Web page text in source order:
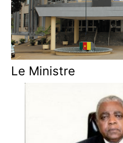
Le Ministre